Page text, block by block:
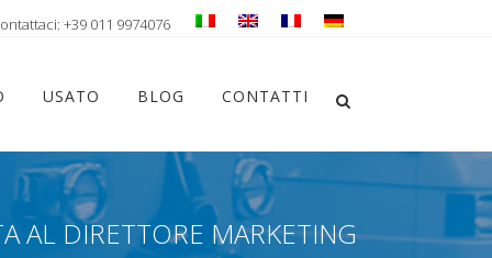
+39 011 9974076
USATO BLOG CONTATTI
AL DIRETTORE MARKETING